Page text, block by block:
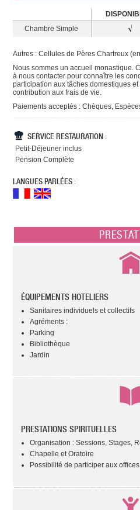
Chambre Simple
Autres : Cellules de Pères Chartreux
Nous sommes un accueil monastique.
à nous contacter pour connaître les
participation aux tâches domestiques
contribution aux frais de vie.
Paiements acceptés : Chèques,
SERVICE RESTAURATION :
Petit-Déjeuner inclus
Pension Complète
LANGUES PARLÉES :
ÉQUIPEMENTS HOTELIERS
Sanitaires individuels et collectifs
Agréments :
Parking
Bibliothèque
Jardin
PRESTATIONS SPIRITUELLES
Organisation : Sessions, Stages,
Chapelle et Oratoire
Possibilité de participer aux